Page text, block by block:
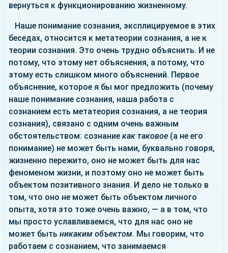
вернуться к функционированию жизненному.
Наше понимание сознания, эксплицируемое в этих
беседах, относится к метатеории сознания, а не к
теории сознания. Это очень трудно объяснить. И не
потому, что этому нет объяснения, а потому, что
этому есть слишком много объяснений. Первое
объяснение, которое я бы мог предложить (почему
наше понимание сознания, наша работа с
сознанием есть метатеория сознания, а не теория
сознания), связано с одним очень важным
обстоятельством: сознание как таковое (а не его
понимание) не может быть нами, буквально говоря,
жизненно пережито, оно не может быть для нас
феноменом жизни, и поэтому оно не может быть
объектом позитивного знания. И дело не только в
том, что оно не может быть объектом личного
опыта, хотя это тоже очень важно, — а в том, что
мы просто уславливаемся, что для нас оно не
может быть никаким объектом. Мы говорим, что
работаем с сознанием, что занимаемся